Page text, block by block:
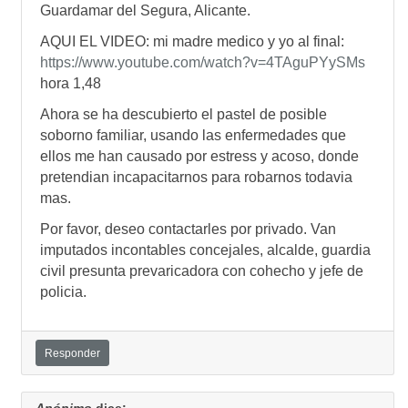
Guardamar del Segura, Alicante.
AQUI EL VIDEO: mi madre medico y yo al final:
https://www.youtube.com/watch?v=4TAguPYySMs
hora 1,48
Ahora se ha descubierto el pastel de posible
soborno familiar, usando las enfermedades que
ellos me han causado por estress y acoso, donde
pretendian incapacitarnos para robarnos todavia
mas.
Por favor, deseo contactarles por privado. Van
imputados incontables concejales, alcalde, guardia
civil presunta prevaricadora con cohecho y jefe de
policia.
Responder